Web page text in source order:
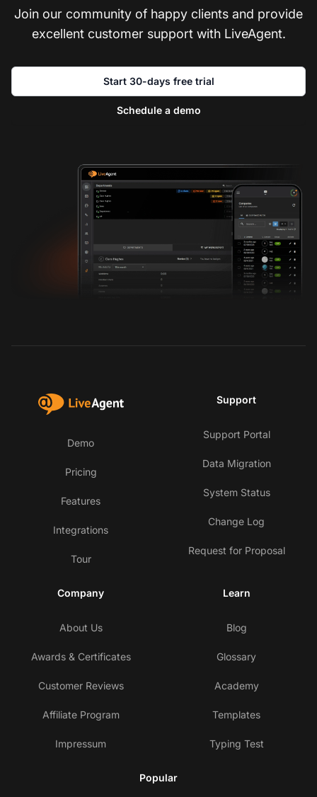
Join our community of happy clients and provide
excellent customer support with LiveAgent.
Start 30-days free trial
Schedule a demo
Demo
Pricing
Features
Integrations
Tour
Support
Support Portal
Data Migration
System Status
Change Log
Request for Proposal
Company
About Us
Awards & Certificates
Customer Reviews
Affiliate Program
Impressum
Learn
Blog
Glossary
Academy
Templates
Typing Test
Popular